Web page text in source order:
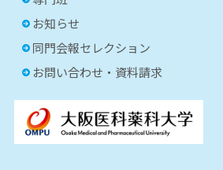
お知らせ
同門会報セレクション
お問い合わせ・資料請求